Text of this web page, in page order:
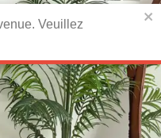
2 rooms
EUR
Veuillez